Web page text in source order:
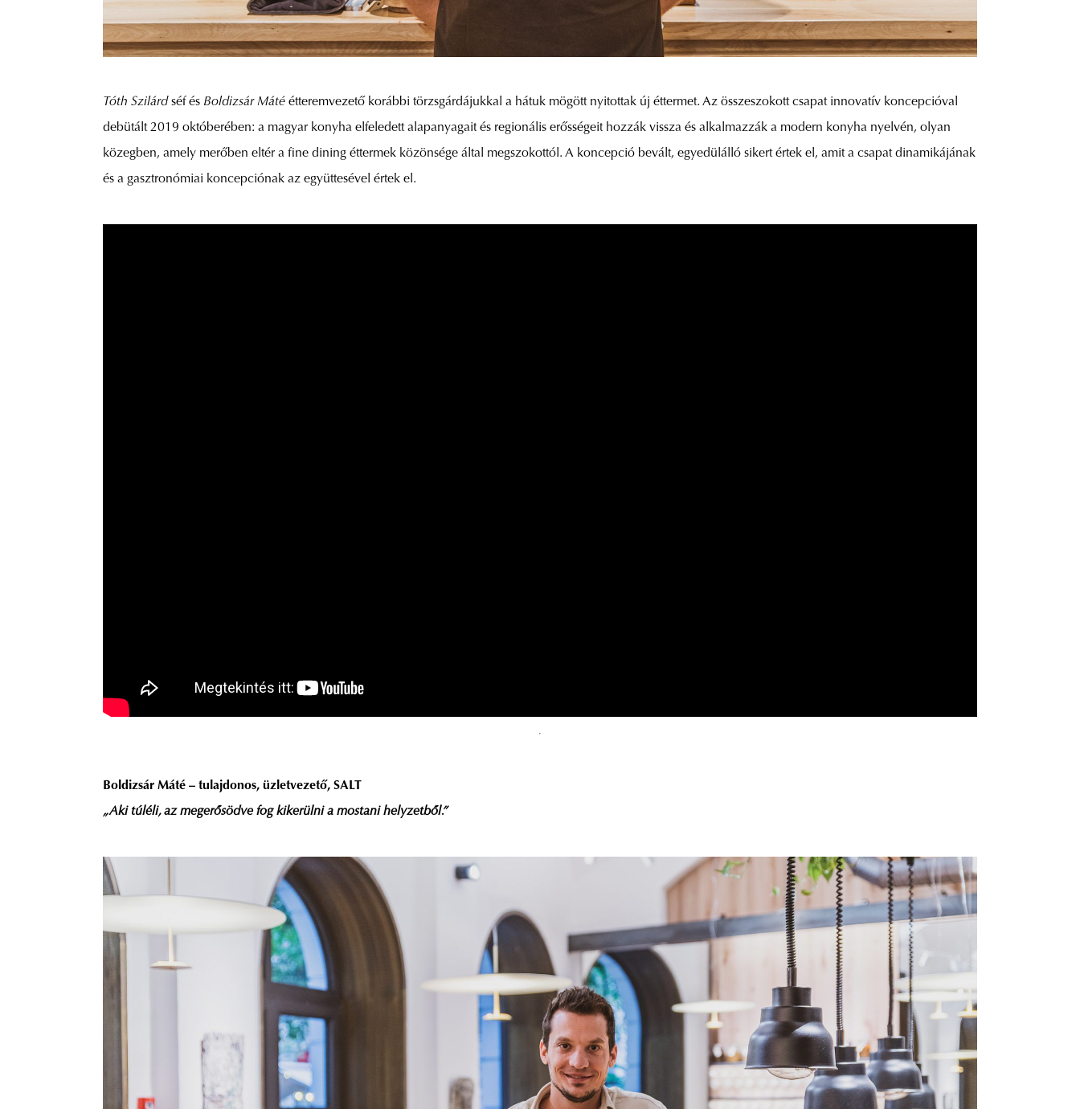
Tóth Szilárd séf és Boldizsár Máté étteremvezető korábbi törzsgárdájukkal a hátuk mögött nyitottak új éttermet. Az összeszokott csapat innovatív koncepcióval
debütált 2019 októberében: a magyar konyha elfeledett alapanyagait és regionális erősségeit hozzák vissza és alkalmazzák a modern konyha nyelvén, olyan
közegben, amely merőben eltér a fine dining éttermek közönsége által megszokottól. A koncepció bevált, egyedülálló sikert értek el, amit a csapat dinamikájának
és a gasztronómiai koncepciónak az együttesével értek el.
Boldizsár Máté – tulajdonos, üzletvezető, SALT
„Aki túléli, az megerősödve fog kikerülni a mostani helyzetből.”